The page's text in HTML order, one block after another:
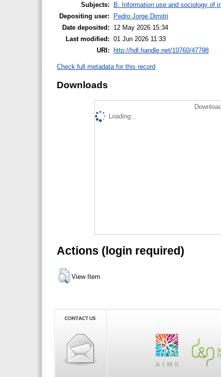
Subjects:
B. Information use and sociology of
Depositing user:
Pedro Jorge Dimitri
Date deposited:
12 May 2026 15:34
Last modified: 01 Jun 2026 11:33
URI:
http://hdl.handle.net/10760/47798
Check full metadata for this record
Downloads
Loading...
Actions (login required)
View Item